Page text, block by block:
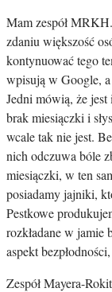
Mam zespół
zdaniu większość
kontynuować tego
wpisują w Google,
Jedni mówią, że
brak miesiączki i
wcale tak nie jest.
nich odczuwa bóle
miesiączki, w ten
posiadamy jajniki,
Pestkowe
rozkładane w jamie
aspekt
Zespół Mayera-